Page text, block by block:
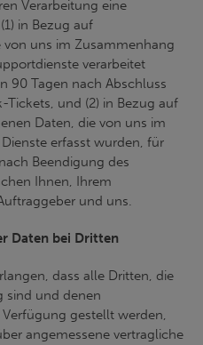
Verarbeitung eine
in Bezug auf
uns im Zusammenhang
verarbeitet
90 Tagen nach Abschluss
Tickets, und (2) in Bezug auf
Daten, die von uns im
erfasst wurden, für
Beendigung des
Ihnen, Ihrem
und uns.
Daten bei Dritten
dass alle Dritten, die
sind und denen
gestellt werden,
angemessene vertragliche